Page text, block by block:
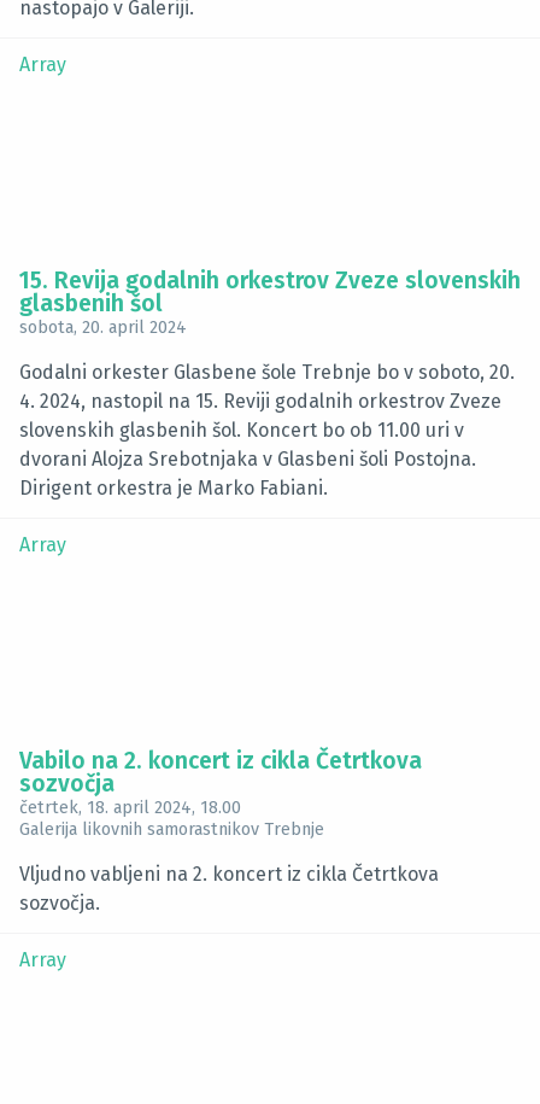
nastopajo v Galeriji.
Array
15. Revija godalnih orkestrov Zveze slovenskih
glasbenih šol
sobota, 20. april 2024
Godalni orkester Glasbene šole Trebnje bo v soboto, 20.
4. 2024, nastopil na 15. Reviji godalnih orkestrov Zveze
slovenskih glasbenih šol. Koncert bo ob 11.00 uri v
dvorani Alojza Srebotnjaka v Glasbeni šoli Postojna.
Dirigent orkestra je Marko Fabiani.
Array
Vabilo na 2. koncert iz cikla Četrtkova
sozvočja
četrtek, 18. april 2024, 18.00
Galerija likovnih samorastnikov Trebnje
Vljudno vabljeni na 2. koncert iz cikla Četrtkova
sozvočja.
Array